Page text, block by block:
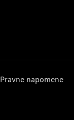
Pravne napomene